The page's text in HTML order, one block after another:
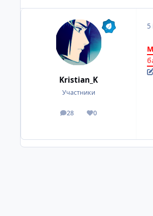
Kristian_K
Участники
28
посты 0
Репутация
5